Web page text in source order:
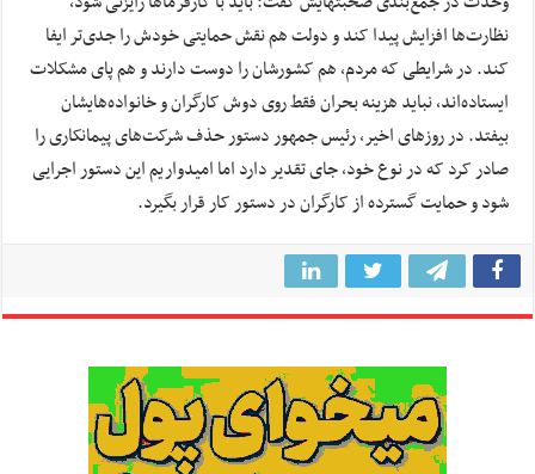
نظارت‌ها افزایش پیدا کند و دولت هم نقش حمایتی خودش را جدی‌تر ایفا
کند. در شرایطی که مردم، هم کشورشان را دوست دارند و هم پای مشکلات
ایستاده‌اند، نباید هزینه بحران فقط روی دوش کارگران و خانواده‌هایشان
بیفتد. در روزهای اخیر، رئیس جمهور دستور حذف شرکت‌های پیمانکاری را
صادر کرد که در نوع خود، جای تقدیر دارد اما امیدواریم این دستور اجرایی
شود و حمایت گسترده از کارگران در دستور کار قرار بگیرد.